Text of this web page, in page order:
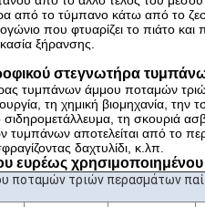
από το τύμπανο κάτω από το
που φτυαρίζει το πιάτο και
ξήρανσης.
στεγνωτήρα
τυμπάνων άμμου ποταμών
τη χημική βιομηχανία, την
τη σκουριά
τυμπάνων αποτελείται από το
δαχτυλίδι, κ.λπ.
ευρέως
ποταμών τριών περασμάτων